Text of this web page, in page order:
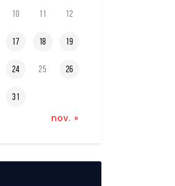
10 11 12
17 18 19
24 25 26
31
nov. »